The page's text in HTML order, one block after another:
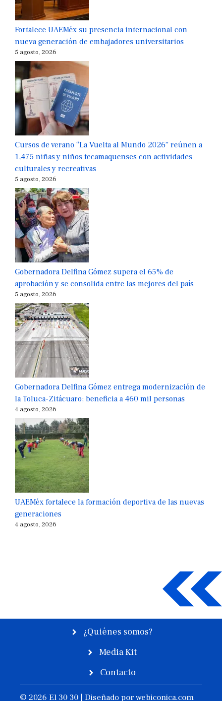
Fortalece UAEMéx su presencia internacional con
nueva generación de embajadores universitarios
5 agosto, 2026
Cursos de verano “La Vuelta al Mundo 2026” reúnen a
1,475 niñas y niños tecamaquenses con actividades
culturales y recreativas
5 agosto, 2026
Gobernadora Delfina Gómez supera el 65% de
aprobación y se consolida entre las mejores del país
5 agosto, 2026
Gobernadora Delfina Gómez entrega modernización de
la Toluca-Zitácuaro; beneficia a 460 mil personas
4 agosto, 2026
UAEMéx fortalece la formación deportiva de las nuevas
generaciones
4 agosto, 2026
¿Quiénes somos?
Media Kit
Contacto
© 2026 El 30 30 | Diseñado porwebiconica.com